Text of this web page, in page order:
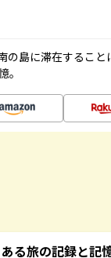
の島に滞在するこ
。
る旅の記録と